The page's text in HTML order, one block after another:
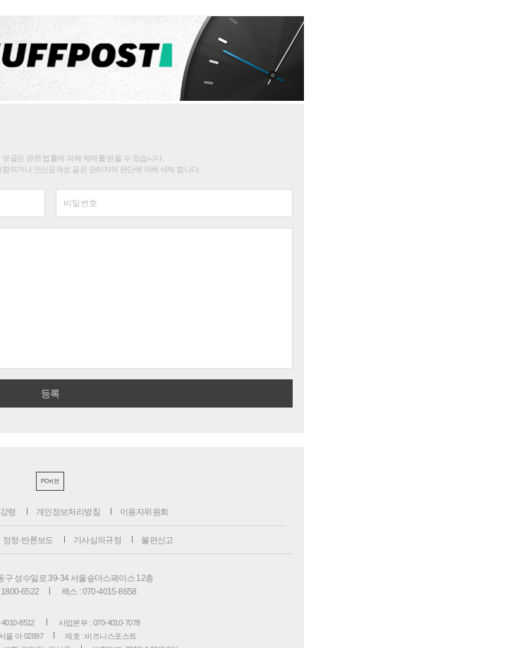
글은 관련 법률에 의해 제재를 받을 수 있습니다.
되거나 인신공격성 글은 관리자의 판단에 의해 삭제 합니다.
PC버전
령 개인정보처리방침 이용자위원회
정정·반론보도 기사심의규정 불편신고
구 성수일로 39-34 서울숲더스페이스 12층
6522
팩스 : 070-4015-8658
8512
사업본부 : 070-4010-7078
울 아 02897
제호 : 비즈니스포스트